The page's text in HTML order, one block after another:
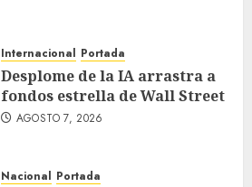
Internacional Portada
Desplome de la IA arrastra a
fondos estrella de Wall Street
AGOSTO 7, 2026
Nacional Portada